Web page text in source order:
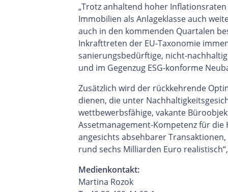
„Trotz anhaltend hoher
Immobilien als Anlageklasse auch
auch in den kommenden Quartalen
Inkrafttreten der EU-Taxonomie
sanierungsbedürftige, nicht-
und im Gegenzug ESG-konforme
Zusätzlich wird der rückkehrende
dienen, die unter
wettbewerbsfähige, vakante
Assetmanagement-Kompetenz für
angesichts absehbarer
rund sechs Milliarden Euro
Medienkontakt:
Martina Rozok